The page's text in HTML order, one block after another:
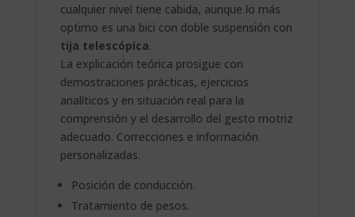
cualquier nivel tiene cabida, aunque lo más
optimo es una bici con doble suspensión con
tija telescópica.
La explicación teórica prosigue con
demostraciones prácticas, ejercicios
analíticos y en situación real para la
comprensión y el desarrollo del gesto motriz
adecuado. Correcciones e información
personalizadas.
Posición de conducción.
Tratamiento de pesos.